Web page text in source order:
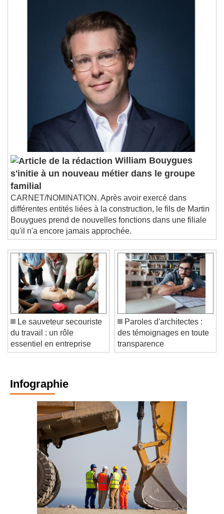
William Bouygues
s'initie à un nouveau métier dans le groupe
familial
CARNET/NOMINATION. Après avoir exercé dans
différentes entités liées à la construction, le fils de Martin
Bouygues prend de nouvelles fonctions dans une filiale
qu'il n'a encore jamais approchée.
Le sauveteur secouriste
du travail : un rôle
essentiel en entreprise
Paroles d'architectes :
des témoignages en toute
transparence
Infographie